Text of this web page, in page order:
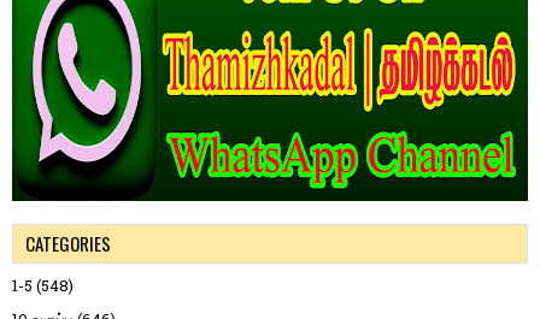
CATEGORIES
1-5 (548)